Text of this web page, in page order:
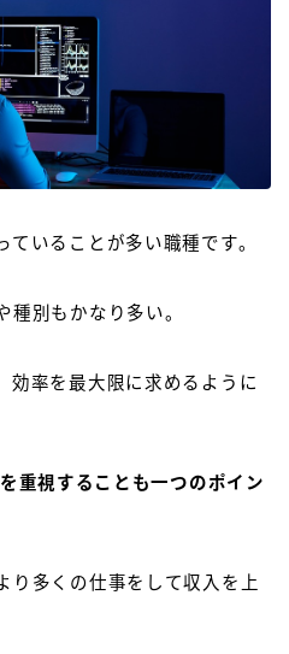
いることが多い職種です。
種別もかなり多い。
効率を最大限に求めるように
重視することも一つのポイン
り多くの仕事をして収入を上